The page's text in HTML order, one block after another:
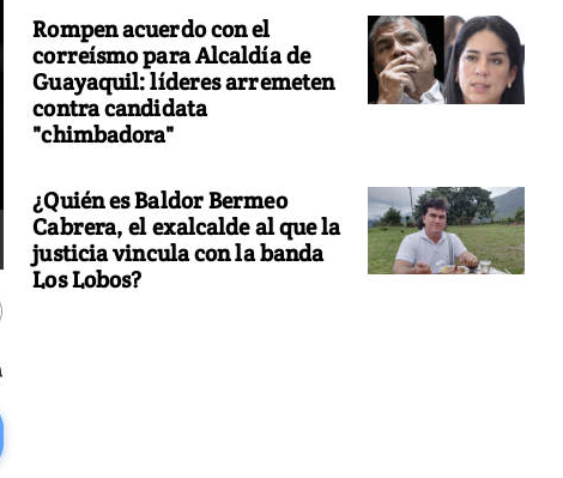
Rompen acuerdo con el
correísmo para Alcaldía de
Guayaquil: líderes arremeten
contra candidata
"chimbadora"
¿Quién es Baldor Bermeo
Cabrera, el exalcalde al que la
justicia vincula con la banda
Los Lobos?